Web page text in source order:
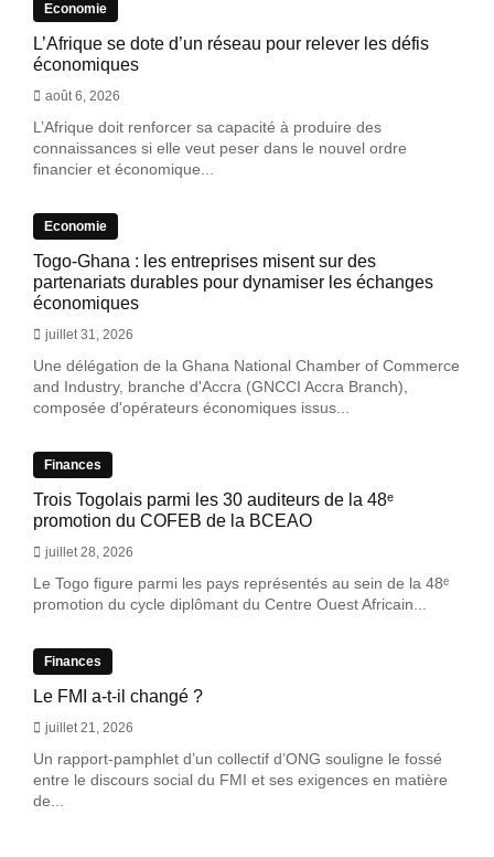
Economie
L’Afrique se dote d’un réseau pour relever les défis
économiques
août 6, 2026
L’Afrique doit renforcer sa capacité à produire des
connaissances si elle veut peser dans le nouvel ordre
financier et économique...
Economie
Togo-Ghana : les entreprises misent sur des
partenariats durables pour dynamiser les échanges
économiques
juillet 31, 2026
Une délégation de la Ghana National Chamber of Commerce
and Industry, branche d'Accra (GNCCI Accra Branch),
composée d'opérateurs économiques issus...
Finances
Trois Togolais parmi les 30 auditeurs de la 48ᵉ
promotion du COFEB de la BCEAO
juillet 28, 2026
Le Togo figure parmi les pays représentés au sein de la 48ᵉ
promotion du cycle diplômant du Centre Ouest Africain...
Finances
Le FMI a-t-il changé ?
juillet 21, 2026
Un rapport-pamphlet d’un collectif d’ONG souligne le fossé
entre le discours social du FMI et ses exigences en matière
de...